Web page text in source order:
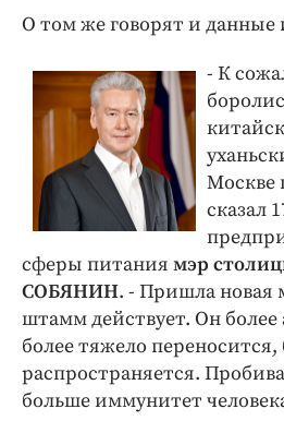
О том же говорят и данные
- К
Москве
сказал
сферы питания мэр
СОБЯНИН. - Пришла новая
штамм действует. Он более
более тяжело
распространяется.
больше иммунитет